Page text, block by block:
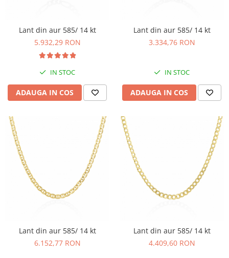
PIERCING
SETURI BIJUTERII
BUTONI
BRATARA TIP ROZARIU
LANTURI TIP ROZARIU
Lant din aur 585/ 14 kt
5.932,29 RON
IN STOC
ADAUGA IN COS
Lant din aur 585/ 14 kt
3.334,76 RON
IN STOC
ADAUGA IN COS
Lant din aur 585/ 14 kt
6.152,77 RON
Lant din aur 585/ 14 kt
4.409,60 RON